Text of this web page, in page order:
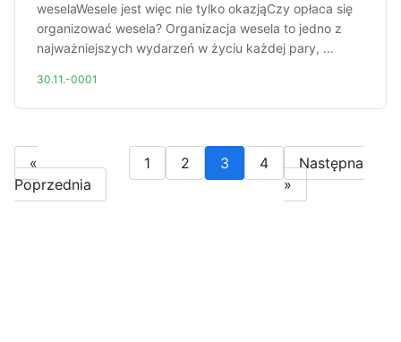
weselaWesele jest więc nie tylko okazjąCzy opłaca się
organizować wesela? Organizacja wesela to jedno z
najważniejszych wydarzeń w życiu każdej pary, ...
30.11.-0001
«
Poprzednia
1 2 3 4
Następna
»